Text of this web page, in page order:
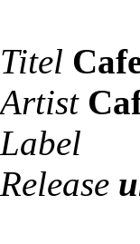
Titel
Artist
Label
Release